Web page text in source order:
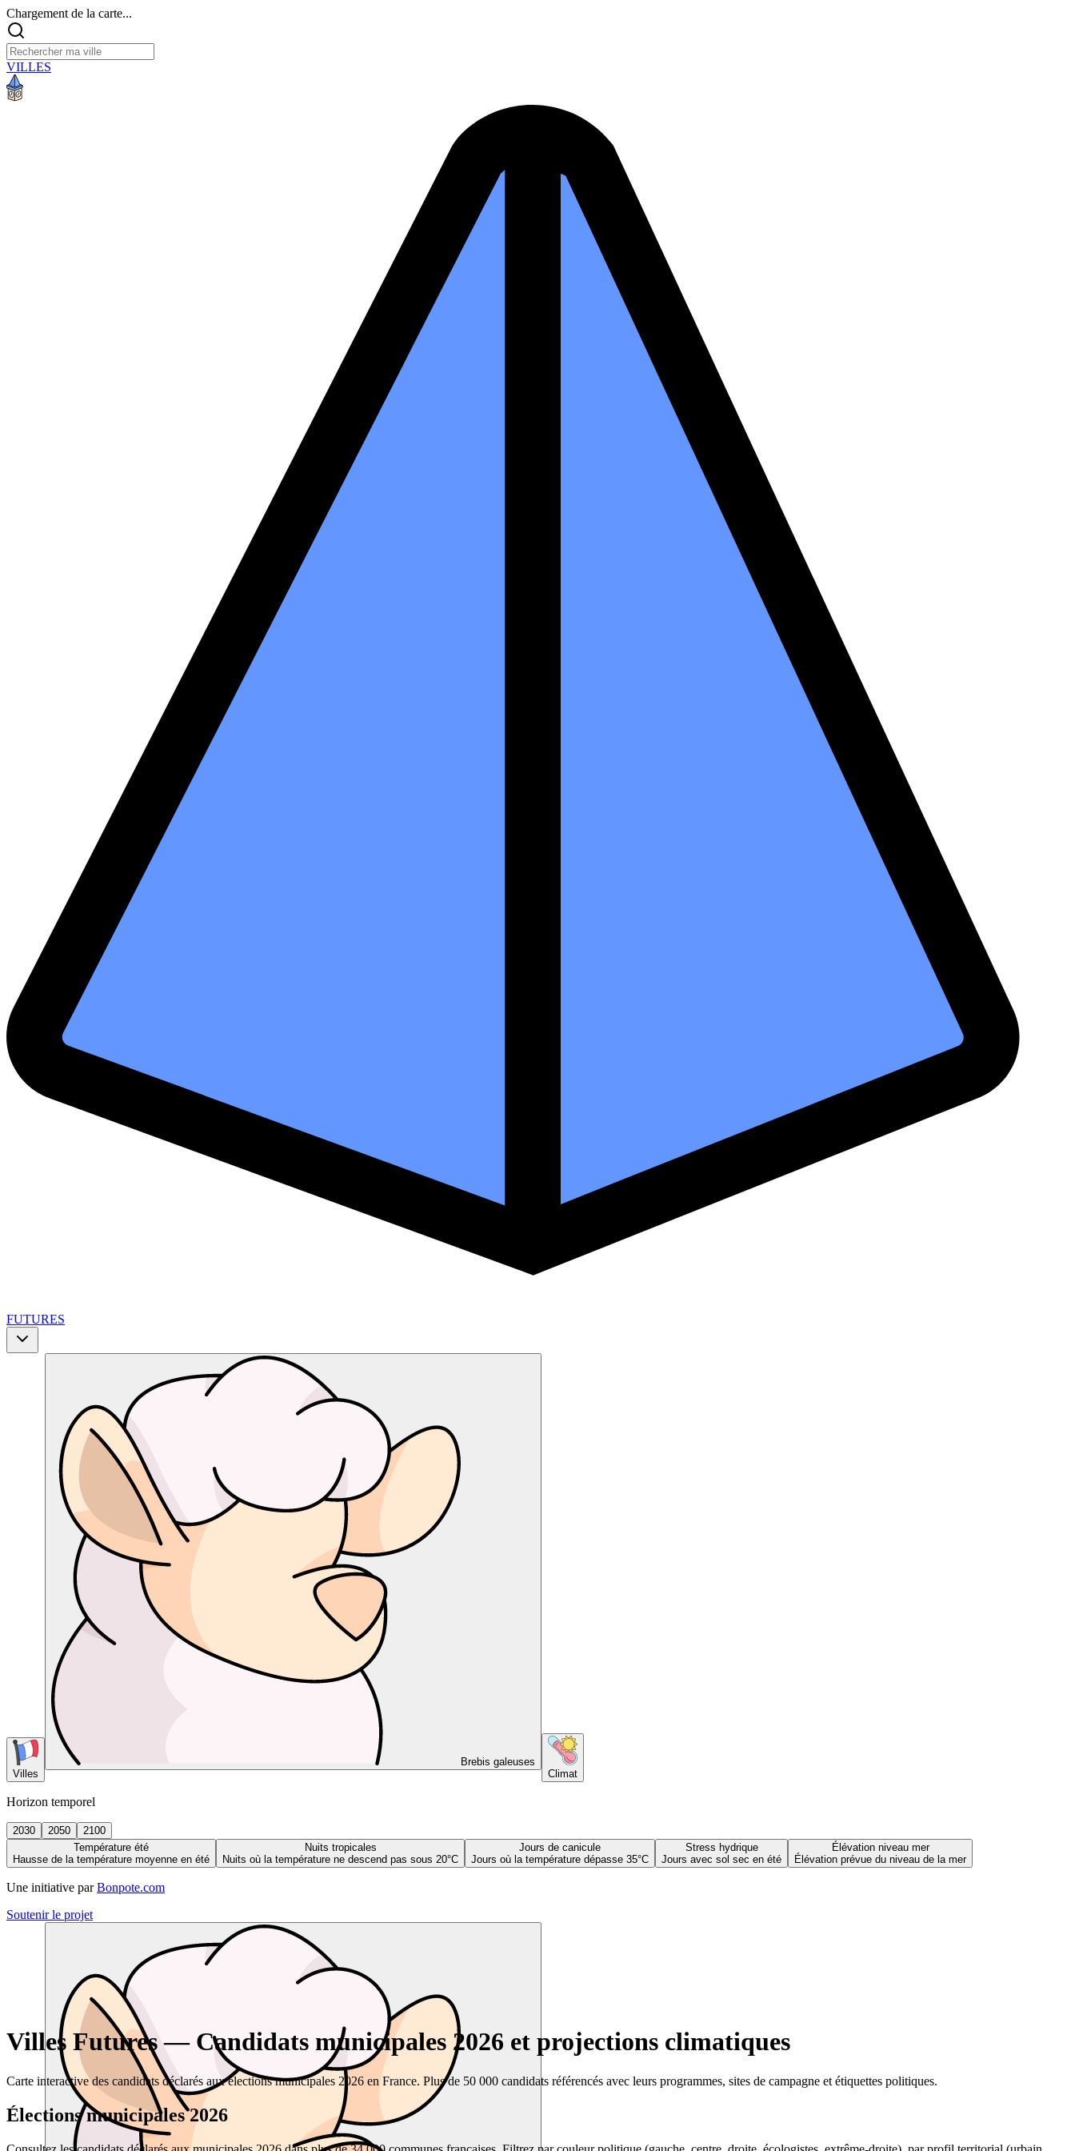
Chargement de la carte...
VILLES
FUTURES
Villes
Brebis galeuses
Climat
Horizon temporel
2030 2050
2100
Température été
Hausse de la température moyenne en été
Nuits tropicales
Nuits où la température ne descend pas sous 20°C
Jours de canicule
Jours où la température dépasse 35°C
Stress hydrique
Jours avec sol sec en été
Élévation niveau mer
Élévation prévue du niveau de la mer
Une initiative par Bonpote.com
Soutenir le projet
Villes Futures — Candidats municipales 2026 et projections climatiques
Carte interactive des candidats déclarés aux élections municipales 2026 en France. Plus de 50 000 candidats référencés avec leurs programmes, sites de campagne et étiquettes politiques.
Élections municipales 2026